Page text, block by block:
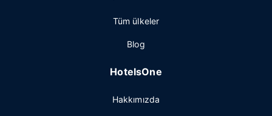
Tüm ülkeler
Blog
HotelsOne
Hakkımızda